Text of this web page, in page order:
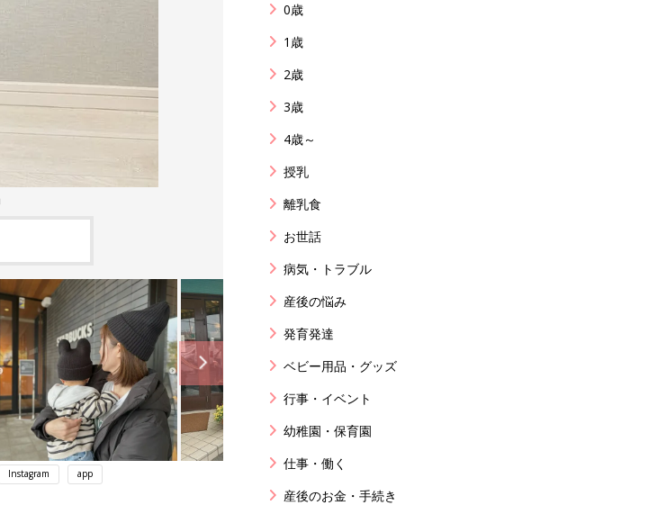
Instagram app
0歳
1歳
2歳
3歳
4歳～
授乳
離乳食
お世話
病気・トラブル
産後の悩み
発育発達
ベビー用品・グッズ
行事・イベント
幼稚園・保育園
仕事・働く
産後のお金・手続き